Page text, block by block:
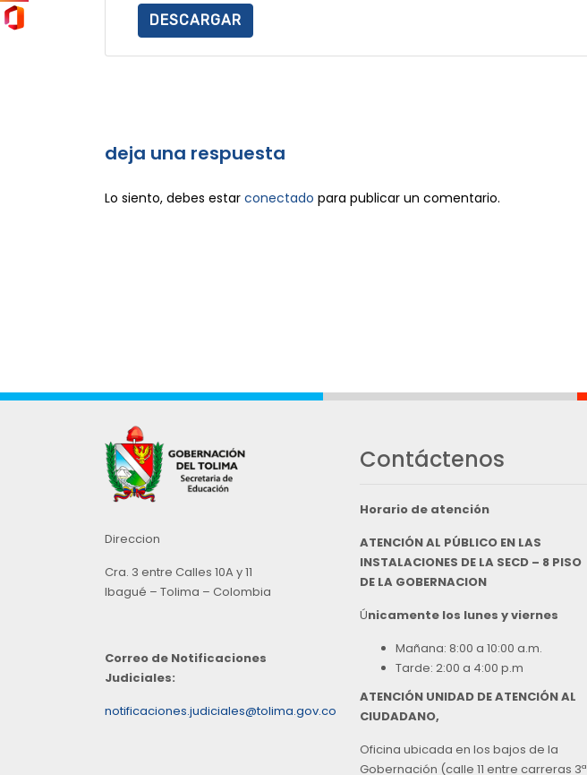
DESCARGAR
deja una respuesta
Lo siento, debes estar conectado para publicar un comentario.
Direccion
Cra. 3 entre Calles 10A y 11
Ibagué – Tolima – Colombia
Correo de Notificaciones
Judiciales:
notificaciones.judiciales@tolima.gov.co
Contáctenos
Horario de atención
ATENCIÓN AL PÚBLICO EN LAS
INSTALACIONES DE LA SECD – 8 PISO
DE LA GOBERNACION
Únicamente los lunes y viernes
Mañana: 8:00 a 10:00 a.m.
Tarde: 2:00 a 4:00 p.m
ATENCIÓN UNIDAD DE ATENCIÓN AL
CIUDADANO,
Oficina ubicada en los bajos de la
Gobernación (calle 11 entre carreras 3ª